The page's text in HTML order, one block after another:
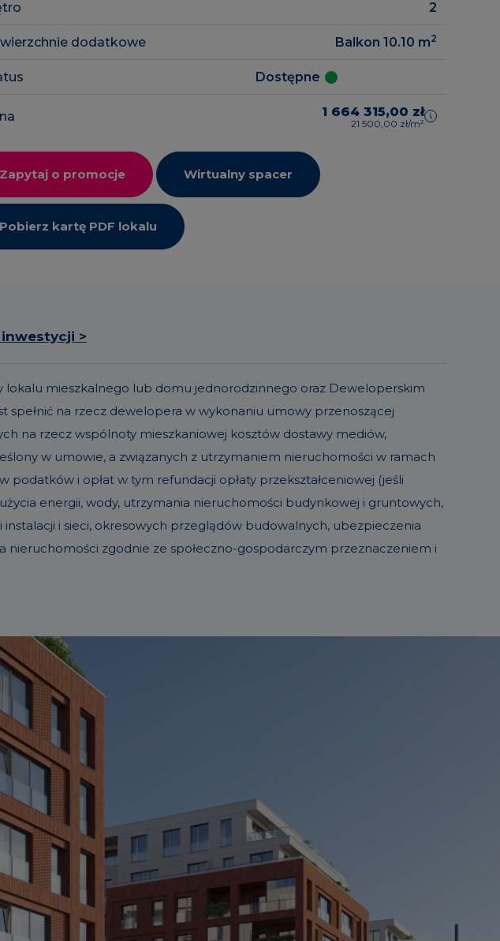
Inwestycje zrealizowane
2
dodatkowe Balkon 10.10 m2
Dostępne
1 664 315,00 zł
21 500,00 zł/m²
Zapytaj o promocje Wirtualny spacer
Pobierz kartę PDF lokalu
>
lokalu mieszkalnego lub domu jednorodzinnego oraz Deweloperskim
spełnić na rzecz dewelopera w wykonaniu umowy przenoszącej
na rzecz wspólnoty mieszkaniowej kosztów dostawy mediów,
w umowie, a związanych z utrzymaniem nieruchomości w ramach
i opłat w tym refundacji opłaty przekształceniowej (jeśli
energii, wody, utrzymania nieruchomości budynkowej i gruntowych,
i sieci, okresowych przeglądów budowalnych, ubezpieczenia
zgodnie ze społeczno-gospodarczym przeznaczeniem i